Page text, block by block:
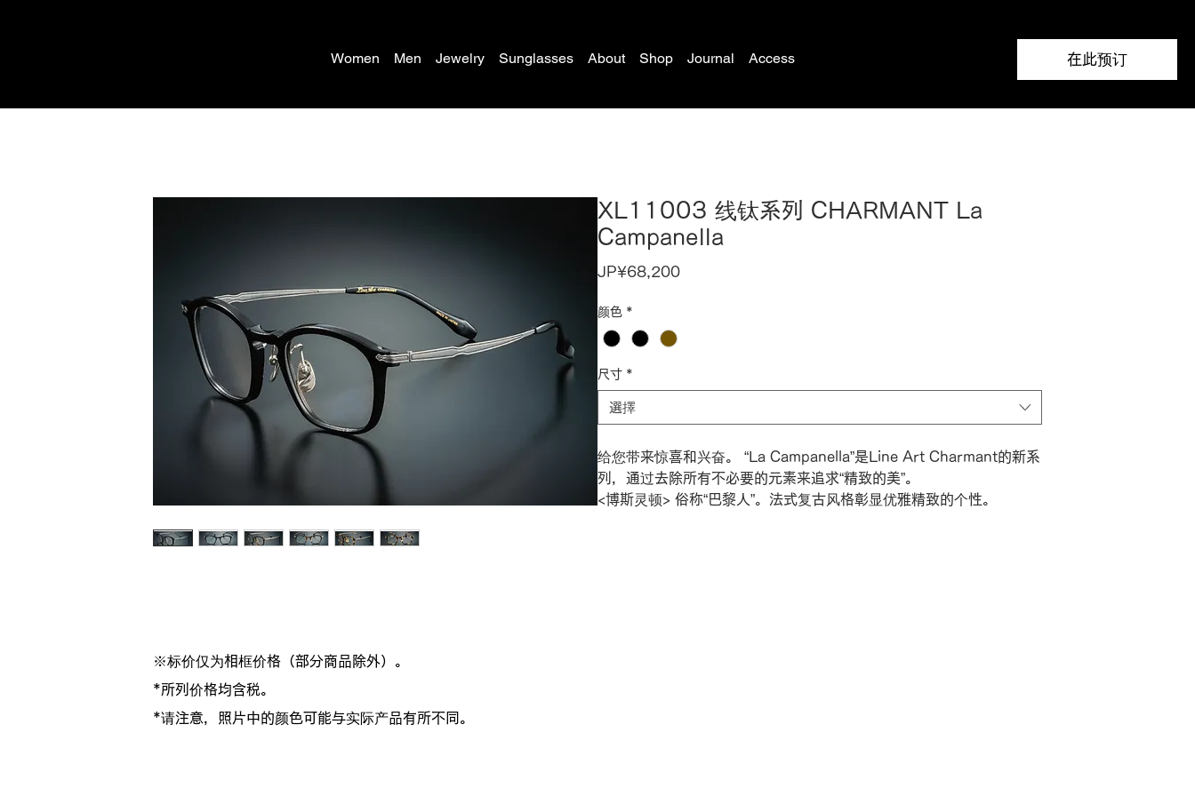
Women Men Jewelry Sunglasses About Shop Journal Access 在此预订
XL11003 线钛系列 CHARMANT La
Campanella
JP¥68,200價
颜色 *
尺寸 *
選擇
给您带来惊喜和兴奋。 “La Campanella”是Line Art Charmant的新系
列，通过去除所有不必要的元素来追求“精致的美”。
<博斯灵顿> 俗称“巴黎人”。法式复古风格彰显优雅精致的个性。
※标价仅为相框价格（部分商品除外）。
*所列价格均含税。
*请注意，照片中的颜色可能与实际产品有所不同。